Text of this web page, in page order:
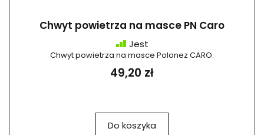
Chwyt powietrza na masce PN Caro
Jest
Chwyt powietrza na masce Polonez CARO.
49,20 zł
Do koszyka